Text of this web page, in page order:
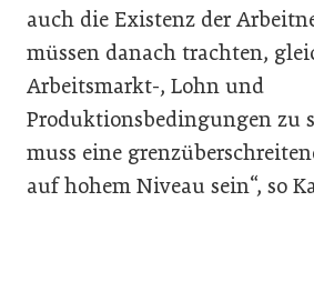
auch die Existenz der
müssen danach trachten,
Arbeitsmarkt-, Lohn und
Produktionsbedingungen zu
muss eine
auf hohem Niveau sein“, so